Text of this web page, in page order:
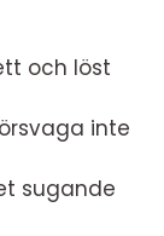
och löst
inte
sugande